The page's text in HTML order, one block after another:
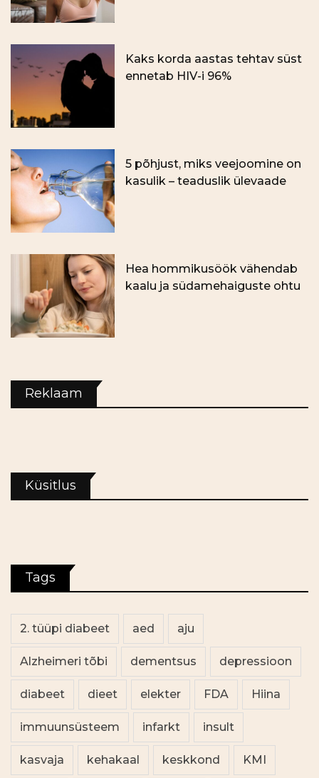
Kaks korda aastas tehtav süst
ennetab HIV-i 96%
5 põhjust, miks veejoomine on
kasulik – teaduslik ülevaade
Hea hommikusöök vähendab
kaalu ja südamehaiguste ohtu
Reklaam
Küsitlus
Tags
2. tüüpi diabeet aed aju
Alzheimeri tõbi dementsus depressioon
diabeet dieet elekter FDA Hiina
immuunsüsteem infarkt insult
kasvaja kehakaal keskkond KMI